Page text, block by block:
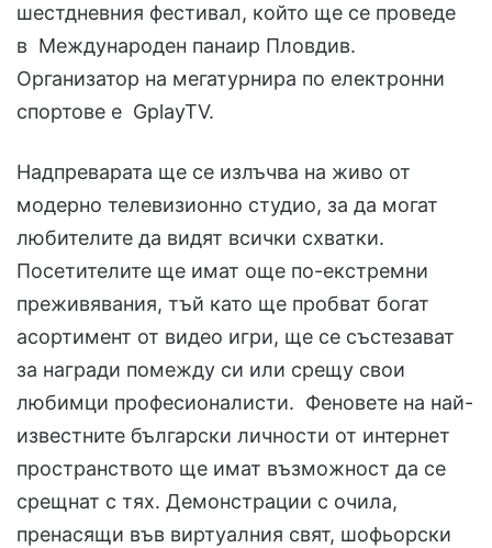
шестдневния фестивал, който ще се проведе
в Международен панаир Пловдив.
Организатор на мегатурнира по електронни
спортове е GplayTV.
Надпреварата ще се излъчва на живо от
модерно телевизионно студио, за да могат
любителите да видят всички схватки.
Посетителите ще имат още по-екстремни
преживявания, тъй като ще пробват богат
асортимент от видео игри, ще се състезават
за награди помежду си или срещу свои
любимци професионалисти. Феновете на най-
известните български личности от интернет
пространството ще имат възможност да се
срещнат с тях. Демонстрации с очила,
пренасящи във виртуалния свят, шофьорски